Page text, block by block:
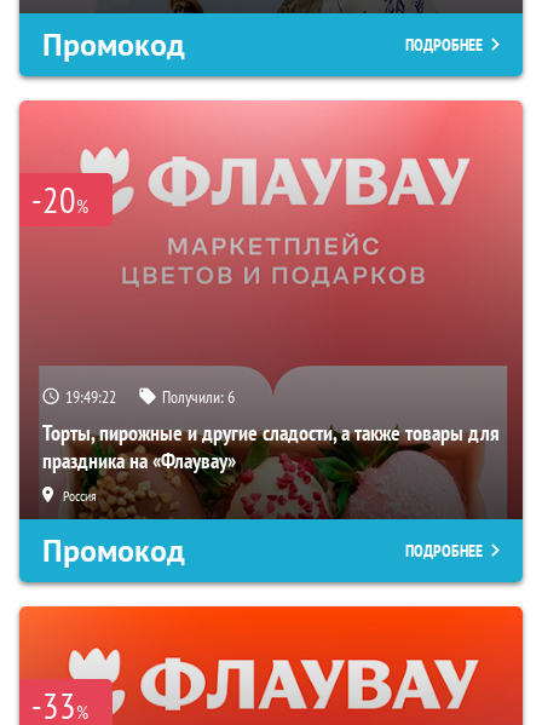
Промокод ПОДРОБНЕЕ
-20%
19:49:21 Получили:6
Торты, пирожные и другие сладости, а также товары для
праздника на «Флаувау»
Россия
Промокод ПОДРОБНЕЕ
-33%